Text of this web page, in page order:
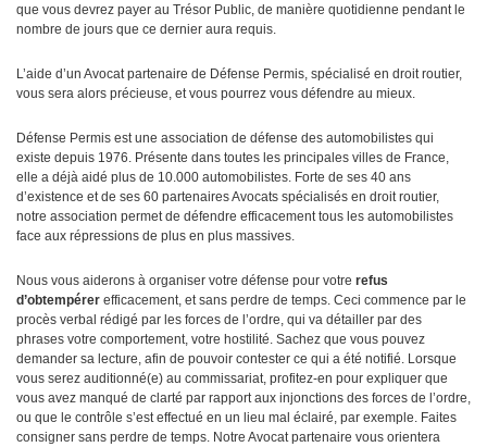
que vous devrez payer au Trésor Public, de manière quotidienne pendant le
nombre de jours que ce dernier aura requis.
L’aide d’un Avocat partenaire de Défense Permis, spécialisé en droit routier,
vous sera alors précieuse, et vous pourrez vous défendre au mieux.
Défense Permis est une association de défense des automobilistes qui
existe depuis 1976. Présente dans toutes les principales villes de France,
elle a déjà aidé plus de 10.000 automobilistes. Forte de ses 40 ans
d’existence et de ses 60 partenaires Avocats spécialisés en droit routier,
notre association permet de défendre efficacement tous les automobilistes
face aux répressions de plus en plus massives.
Nous vous aiderons à organiser votre défense pour votre refus
d’obtempérer efficacement, et sans perdre de temps. Ceci commence par le
procès verbal rédigé par les forces de l’ordre, qui va détailler par des
phrases votre comportement, votre hostilité. Sachez que vous pouvez
demander sa lecture, afin de pouvoir contester ce qui a été notifié. Lorsque
vous serez auditionné(e) au commissariat, profitez-en pour expliquer que
vous avez manqué de clarté par rapport aux injonctions des forces de l’ordre,
ou que le contrôle s’est effectué en un lieu mal éclairé, par exemple. Faites
consigner sans perdre de temps. Notre Avocat partenaire vous orientera